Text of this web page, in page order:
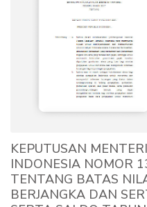
KEPUTUSAN
INDONESIA NOMOR
TENTANG BATAS
BERJANGKA DAN